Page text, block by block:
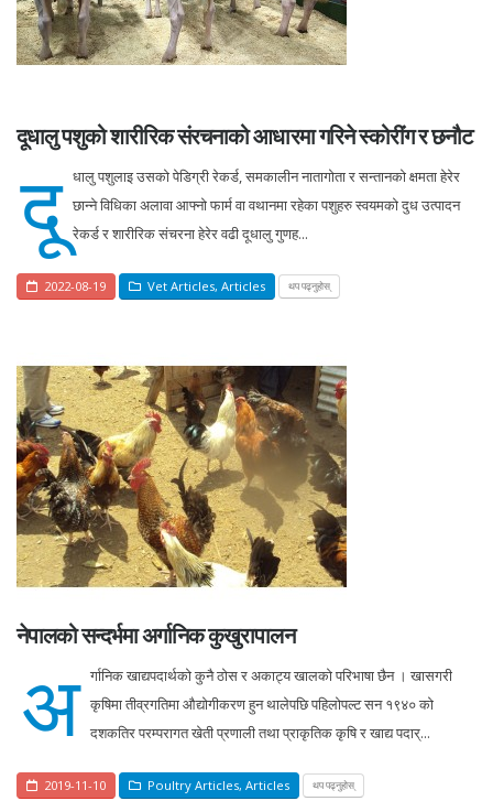
दूधालु पशुको शारीरिक संरचनाको आधारमा गरिने स्कोरींग र छनौट
दू धालु पशुलाइ उसको पेडिग्री रेकर्ड, समकालीन नातागोता र सन्तानको क्षमता हेरेर
छान्ने विधिका अलावा आफ्नो फार्म वा वथानमा रहेका पशुहरु स्वयमको दुध उत्पादन
रेकर्ड र शारीरिक संचरना हेरेर वढी दूधालु गुणह...
2022-08-19 Vet Articles, Articles थप पढ्नुहोस्
नेपालको सन्दर्भमा अर्गानिक कुखुरापालन
अ र्गानिक खाद्यपदार्थको कुनै ठोस र अकाट्य खालको परिभाषा छैन । खासगरी
कृषिमा तीव्रगतिमा औद्योगीकरण हुन थालेपछि पहिलोपल्ट सन १९४० को
दशकतिर परम्परागत खेती प्रणाली तथा प्राकृतिक कृषि र खाद्य पदार्...
2019-11-10 Poultry Articles, Articles थप पढ्नुहोस्